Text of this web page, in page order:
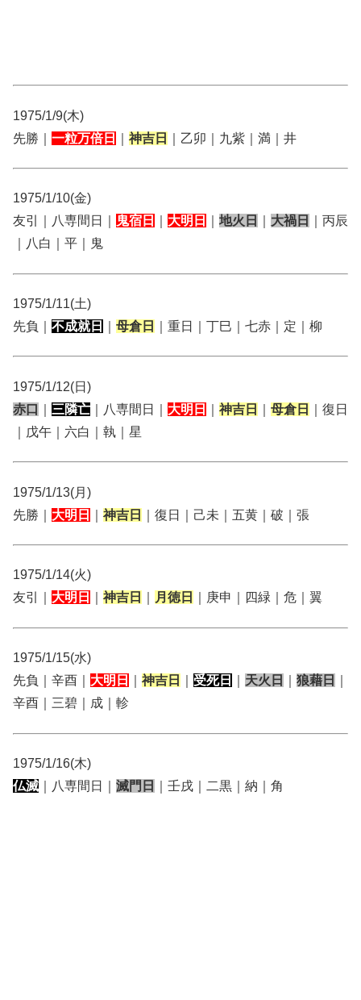
1975/1/9(木)
先勝｜ 一粒万倍日 神吉日 ｜乙卯｜九紫｜満｜井
1975/1/10(金)
友引｜八専間日｜
鬼宿日 大明日 地火日 大禍日
｜丙辰
｜八白｜平｜鬼
1975/1/11(土)
先負｜ 不成就日 母倉日 ｜重日｜丁巳｜七赤｜定｜柳
1975/1/12(日)
赤口
三隣亡 ｜八専間日｜ 大明日 神吉日 母倉日
｜復日
｜戊午｜六白｜執｜星
1975/1/13(月)
先勝｜ 大明日 神吉日 ｜復日｜己未｜五黄｜破｜張
1975/1/14(火)
友引｜ 大明日 神吉日 月徳日 ｜庚申｜四緑｜危｜翼
1975/1/15(水)
先負｜辛酉｜ 大明日 神吉日 受死日 天火日 狼藉日
辛酉｜三碧｜成｜軫
1975/1/16(木)
仏滅 ｜八専間日｜ 滅門日 ｜壬戌｜二黒｜納｜角